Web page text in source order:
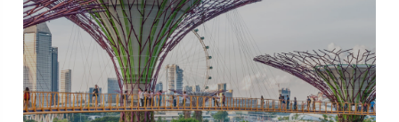
Weltreise